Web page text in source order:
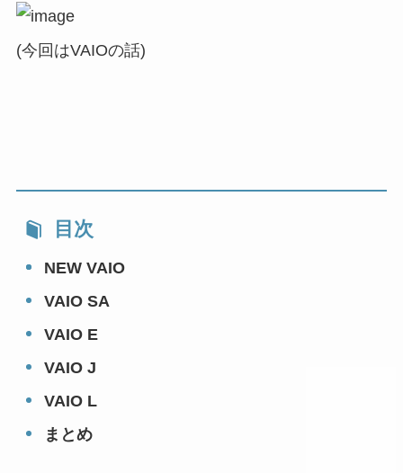
(今回はVAIOの話)
目次
NEW VAIO
VAIO SA
VAIO E
VAIO J
VAIO L
まとめ